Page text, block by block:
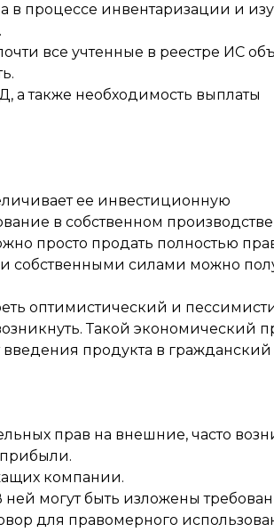
в процессе инвентаризации и
все учтенные в реестре ИС
а также необходимость выплаты
ее инвестиционную
в собственном
просто продать полностью
собственными силами можно
оптимистический и
Такой экономический
продукта в гражданский
прав на внешние, часто
компании.
ней могут быть изложены
для правомерного